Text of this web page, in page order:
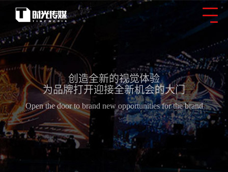
创造全新的视觉体验
为品牌打开迎接全新机会的大门
Open the door to brand new opportunities for the brand